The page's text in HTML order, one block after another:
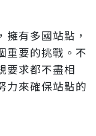
有多國站點，
重要的挑戰。不
要求都不盡相
力來確保站點的